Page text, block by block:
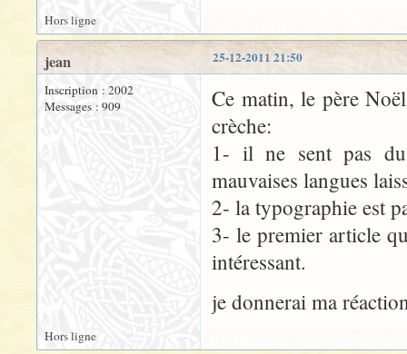
Hors ligne
25-12-2011 21:50
jean
Inscription : 2002
Messages : 909
Ce matin, le père
crèche:
1- il ne sent pas du
mauvaises langues
2- la typographie est
3- le premier article
intéressant.
je donnerai ma
Hors ligne